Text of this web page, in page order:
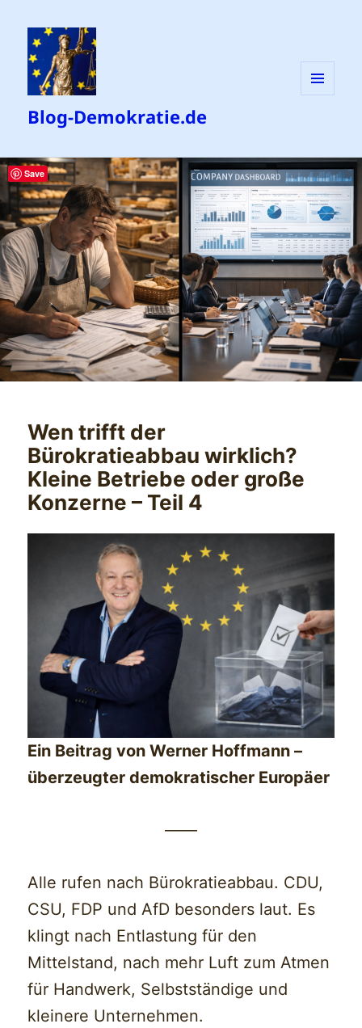
Blog-Demokratie.de
Wen trifft der
Bürokratieabbau wirklich?
Kleine Betriebe oder große
Konzerne – Teil 4
Ein Beitrag von Werner Hoffmann –
überzeugter demokratischer Europäer
——
Alle rufen nach Bürokratieabbau. CDU,
CSU, FDP und AfD besonders laut. Es
klingt nach Entlastung für den
Mittelstand, nach mehr Luft zum Atmen
für Handwerk, Selbstständige und
kleinere Unternehmen.
Save